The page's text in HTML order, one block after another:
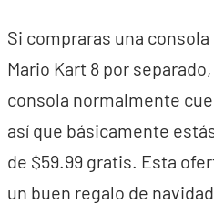
Si compraras una
Mario Kart 8 por
consola normalmente
así que básicamente
de $59.99 gratis. Esta
un buen regalo de